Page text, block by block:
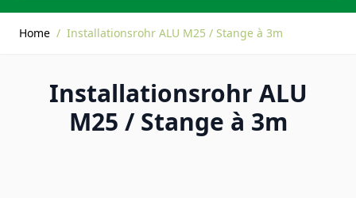
Home / Installationsrohr ALU M25 / Stange à 3m
Installationsrohr ALU
M25 / Stange à 3m